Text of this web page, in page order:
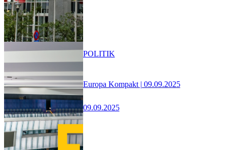
Europa Kompakt | 09.09.2025
09.09.2025
POLITIK